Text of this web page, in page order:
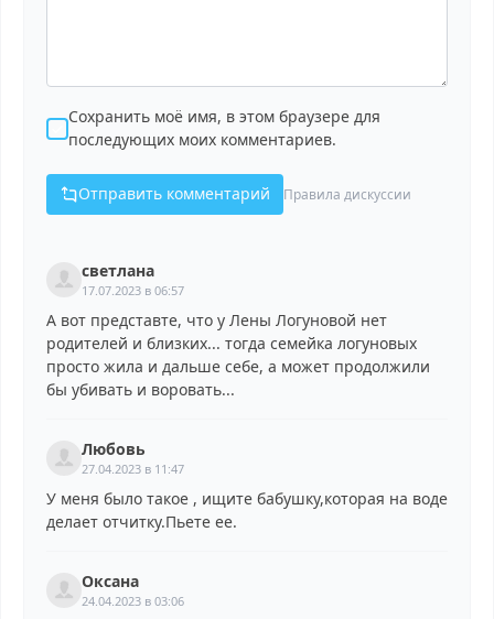
Сохранить моё имя, в этом браузере для
последующих моих комментариев.
Отправить комментарий Правила дискуссии
светлана
17.07.2023 в 06:57
А вот представте, что у Лены Логуновой нет
родителей и близких... тогда семейка логуновых
просто жила и дальше себе, а может продолжили
бы убивать и воровать...
Любовь
27.04.2023 в 11:47
У меня было такое , ищите бабушку,которая на воде
делает отчитку.Пьете ее.
Оксана
24.04.2023 в 03:06